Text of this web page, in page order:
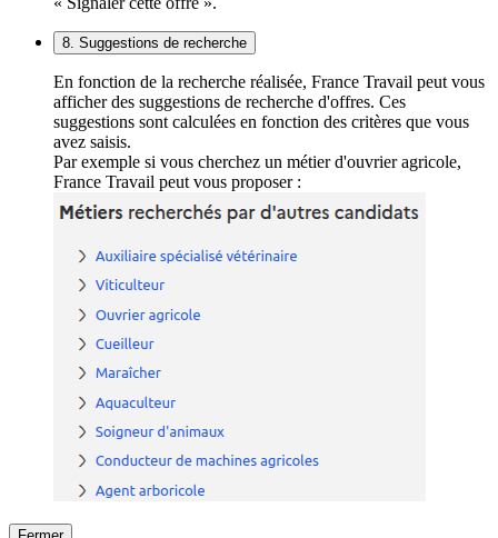
8. Suggestions de recherche
En fonction de la recherche réalisée, France Travail peut vous
afficher des suggestions de recherche d'offres. Ces
suggestions sont calculées en fonction des critères que vous
avez saisis.
Par exemple si vous cherchez un métier d'ouvrier agricole,
France Travail peut vous proposer :